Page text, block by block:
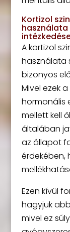
Kortizol
A kortizol
használata
bizonyos
Mivel ezek
hormonális
mellett kell
általában
az állapot
érdekében,
Ezen kívül
hagyjuk
mivel ez